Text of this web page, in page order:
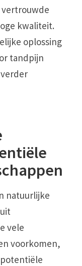
vertrouwde
kwaliteit.
oplossing
tandpijn
natuurlijke
vele
voorkomen,